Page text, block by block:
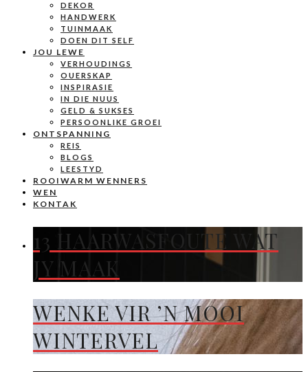
DEKOR
HANDWERK
TUINMAAK
DOEN DIT SELF
JOU LEWE
VERHOUDINGS
OUERSKAP
INSPIRASIE
IN DIE NUUS
GELD & SUKSES
PERSOONLIKE GROEI
ONTSPANNING
REIS
BLOGS
LEESTYD
ROOIWARM WENNERS
WEN
KONTAK
13 HAARWASFOUTE WAT
JY MAAK
WENKE VIR ’N MOOI
WINTERVEL